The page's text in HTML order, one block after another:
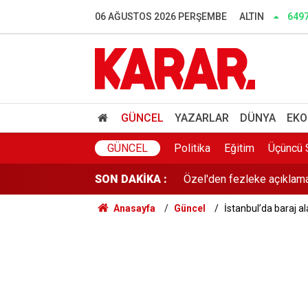
06 AĞUSTOS 2026 PERŞEMBE ALTIN
GÜNCEL YAZARLAR DÜNYA
GÜNCEL Politika Eğitim Üçüncü
SON DAKİKA :
MGK bildirisinde
Hamas'tan ABD'ye İsrail
Özel'den fezleke
Anketlerde Elif Eralp
THY ve Koç'u sollayan
Anasayfa Güncel İstanbul’da baraj